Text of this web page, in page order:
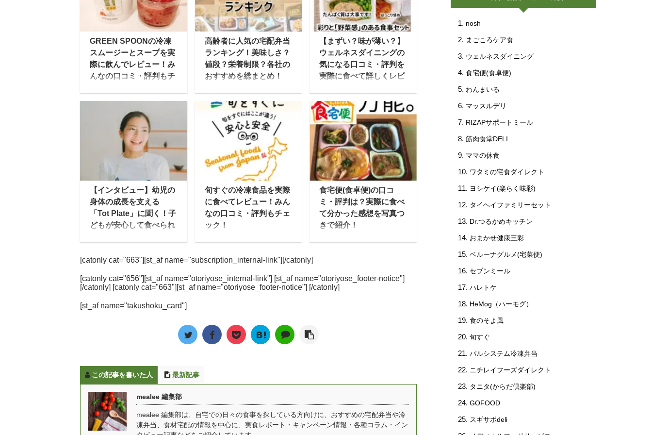
GREEN SPOONの冷凍
スムージーとスープを実
際に飲んでレビュー！み
んなの口コミ・評判もチ
GREEN SPOON（グリ
ーンスプーン）は、毎月
定額で自分に必要な野菜
がスムージーやスープと
言った形で自宅に届くサ
ービスです。 ゆいこ多く
のメディアに掲載され、
oggiやSTORY、VERY、
ViViなど人気女性誌に取
り上げられています。 食
材は加熱滅菌されている
上に甘味料や保存料、化
学調味料などの食品添加
ので安全性が高く、何よ
り栄養素を損なわないよ
うに食材ひとつひとつを
来上がりがフレッシュと
高齢者に人気の宅配弁当
ランキング！美味しさ？
値段？栄養制限？各社の
おすすめを総まとめ！
大変… という方におすす
めなのが、美味しくて栄
養バランスの良いお弁当
を届けてくれる「宅配弁
当サービス」です。 こん
なときに！ 高齢者の一人
暮らしになってから、毎
日3食をしっかり準備す
るのは手間 食事制限をす
るように指導されたけれ
ど、制限食の献立を考え
るのは大変 自分で料理を
しているといつの間にか
で不安 今では食事宅配サ
ービスに参入する会社も
増えてきました。でも、
い…という人も多いと思
います。 これまで30社
以上の宅配弁当 ...
【まずい？味が薄い？】
ウェルネスダイニングの
気になる口コミ・評判を
実際に食べて詳しくレビ
ウェルネスダイニングは
食事制限専門の宅配食サ
ービスで、カロリーや塩
分・糖質などを制限した
4つの食事制限コース
と、ダイエットや健康維
持のための2つの通常食
コースがあります。 食べ
たいときにレンジでチン
するタイプの冷凍弁当
や、簡単に調理できる料
理キットタイプなどを宅
配で届けてくれます。 こ
コミ・評判やコース別の
金額や料金、実際に頼ん
【インタビュー】幼児の
身体の成長を支える
「Tot Plate」に聞く！子
どもが安心して食べられ
てたべられるための冷凍
食を販売している「Tot
Plate」を運営する、食
佐野こころさんにお話を
に自己紹介をお願いいた
します。 Tot Plateを運営
している株式会社 食のお
くすり代表の佐野と申し
ます。もともと看護学部
で医療を学び、その中で
旬すぐの冷凍食品を実際
に食べてレビュー！みん
なの口コミ・評判もチェ
ック！
する宅配食で旬の食材を
すぐに届けることから
「旬すぐ」とも呼ばれて
調理した冷凍食品を宅配
ですぐに届けてくれるサ
バッチリです。 また、日
本の四季を大切にし、そ
食宅便(食卓便)の口コ
ミ・評判は？実際に食べ
て分かった感想を写真つ
きで紹介！
祉・保育施設への配食シ
ェア1位を誇る日清医療
ち。 だいすけわずか5分
で解凍！コース豊富な食
[catonly cat="663"][st_af name="subscription_internal-link"][/catonly]
[catonly cat="656"][st_af name="otoriyose_internal-link"] [st_af name="otoriyose_footer-notice"]
[/catonly] [catonly cat="663"][st_af name="otoriyose_footer-notice"] [/catonly]
[st_af name="takushoku_card"]
この記事を書いた人 最新記事
mealee 編集部
mealee 編集部は、自宅での日々の食事を探している方向けに、おすすめの宅配弁当や冷
凍弁当、食材宅配の情報を中心に、実食レポート・キャンペーン情報・各種コラム・イン
nosh
まごころケア食
ウェルネスダイニング
食宅便(食卓便)
わんまいる
マッスルデリ
RIZAPサポートミール
筋肉食堂DELI
ママの休食
ワタミの宅食ダイレクト
ヨシケイ(楽らく味彩)
タイヘイファミリーセット
Dr.つるかめキッチン
おまかせ健康三彩
ベルーナグルメ(宅菜便)
セブンミール
ハレトケ
HeMog（ハーモグ）
食のそよ風
旬すぐ
パルシステム冷凍弁当
ニチレイフーズダイレクト
タニタ(からだ倶楽部)
GOFOOD
スギサポdeli